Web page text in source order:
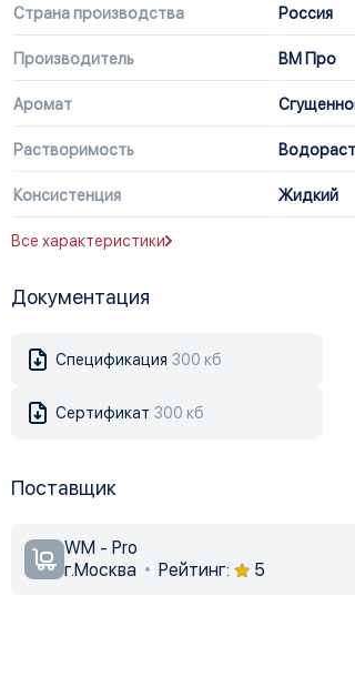
Страна производства Россия
Производитель ВМ Про
Аромат
Растворимость
Консистенция Жидкий
Все характеристики
Документация
Спецификация 300 кб
Сертификат 300 кб
Поставщик
WM - Pro
г.Москва
Рейтинг: 5